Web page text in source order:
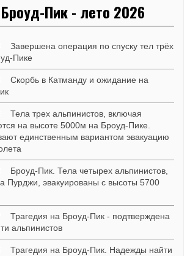
Пик - лето 2026
Завершена операция по спуску тел трёх
Пике
Скорбь в Катманду и ожидание на
Тела трех альпинистов, включая
на высоте 5000м на Броуд-Пике.
единственным вариантом эвакуацию
Броуд-Пик. Тела четырех альпинистов,
Пурджи, эвакуированы с высоты 5700
Трагедия на Броуд-Пик - подтверждена
альпинистов
Трагедия на Броуд-Пик. Надежды найти